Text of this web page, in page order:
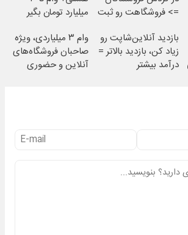
=> فروشگاهت رو ثبت
میلیارد تومان بگیر
بازدید آنلاین‌شاپت رو
زیاد کن، بازدید بالاتر =
درآمد بیشتر
وام ۳ میلیاردی، ویژه
صاحبان فروشگاه‌های
آنلاین و حضوری